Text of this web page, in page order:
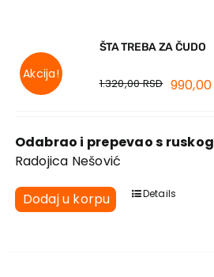
Akcija!
ŠTA TREBA ZA ČUDO
1.320,00RSD 990,00
Odabrao i prepevao s ruskog
Radojica Nešović
Dodaj u korpu Details